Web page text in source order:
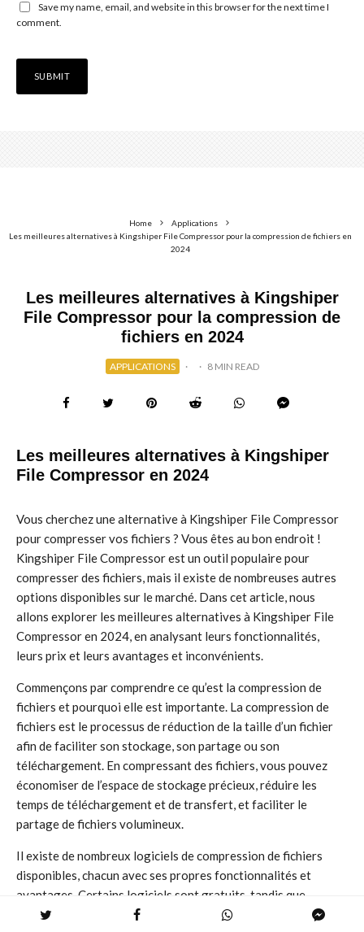
Save my name, email, and website in this browser for the next time I
comment.
Home
Applications
Les meilleures alternatives à Kingshiper File Compressor pour la compression de fichiers en
2024
Les meilleures alternatives à Kingshiper
File Compressor pour la compression de
fichiers en 2024
APPLICATIONS · · 8 MIN READ
Les meilleures alternatives à Kingshiper
File Compressor en 2024
Vous cherchez une alternative à Kingshiper File Compressor
pour compresser vos fichiers ? Vous êtes au bon endroit !
Kingshiper File Compressor est un outil populaire pour
compresser des fichiers, mais il existe de nombreuses autres
options disponibles sur le marché. Dans cet article, nous
allons explorer les meilleures alternatives à Kingshiper File
Compressor en 2024, en analysant leurs fonctionnalités,
leurs prix et leurs avantages et inconvénients.
Commençons par comprendre ce qu’est la compression de
fichiers et pourquoi elle est importante. La compression de
fichiers est le processus de réduction de la taille d’un fichier
afin de faciliter son stockage, son partage ou son
téléchargement. En compressant des fichiers, vous pouvez
économiser de l’espace de stockage précieux, réduire les
temps de téléchargement et de transfert, et faciliter le
partage de fichiers volumineux.
Il existe de nombreux logiciels de compression de fichiers
disponibles, chacun avec ses propres fonctionnalités et
avantages. Certains logiciels sont gratuits, tandis que
d’autres sont payants. Certains logiciels sont spécialisés dans